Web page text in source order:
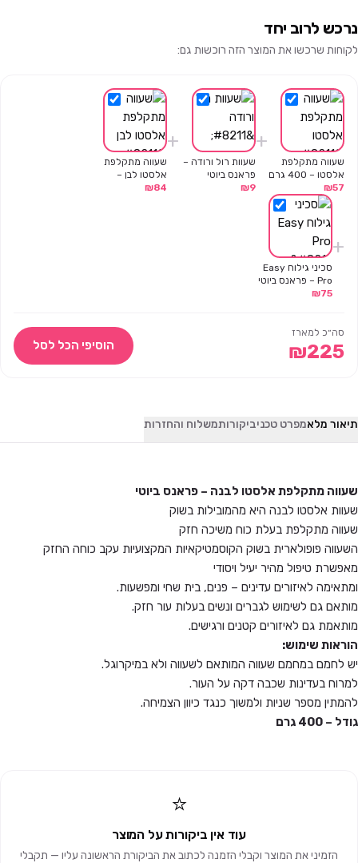
נרכש לרוב יחד
לקוחות שרכשו את המוצר הזה רוכשות גם:
שעווה מתקלפת
אלסטו – 400 גרם
– פראנס ביוטי
₪57
+
שעוות רול ורודה –
פראנס ביוטי
₪9
+
שעווה מתקלפת
אלסטו לבן –
פראנס ביוטי –
₪84
+
סכיני גילוח Easy
Pro – פראנס ביוטי
₪75
סה״כ למארז
₪225 הוסיפי הכל לסל
תיאור מלאמפרט טכניביקורותמשלוח והחזרות
שעווה מתקלפת אלסטו לבנה – פראנס ביוטי
שעוות אלסטו לבנה היא מהמובילות בשוק
שעווה מתקלפת בעלת כוח משיכה חזק
השעווה פופולארית בשוק הקוסמטיקאיות המקצועיות עקב כוחה החזק
מאפשרת טיפול מהיר יעיל ויסודי
ומתאימה לאיזורים עדינים – פנים, בית שחי ומפשעות.
מותאם גם לשימוש לגברים ונשים בעלות עור חזק.
מותאמת גם לאיזורים קטנים ורגישים.
הוראות שימוש:
יש לחמם במחמם שעווה המותאם לשעווה ולא במיקרוגל.
למרוח בעדינות שכבה דקה על העור.
להמתין מספר שניות ולמשוך כנגד כיוון הצמיחה.
גודל – 400 גרם
⭐
עוד אין ביקורות על המוצר
הזמיני את המוצר וקבלי הזמנה לכתוב את הביקורת הראשונה עליו — תקבלי